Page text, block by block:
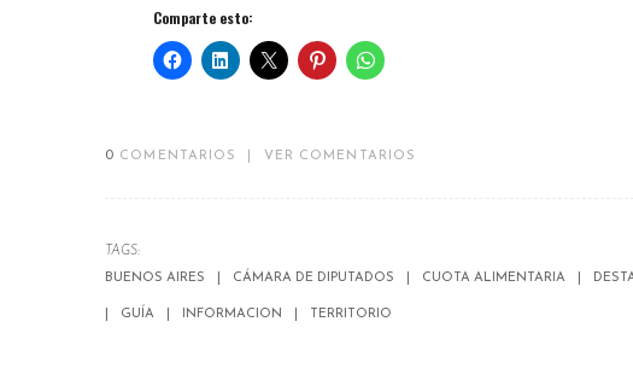
Comparte esto:
0 COMENTARIOS VER COMENTARIOS
TAGS:
BUENOS AIRES
CÁMARA DE DIPUTADOS CUOTA ALIMENTARIA
GUÍA INFORMACION TERRITORIO